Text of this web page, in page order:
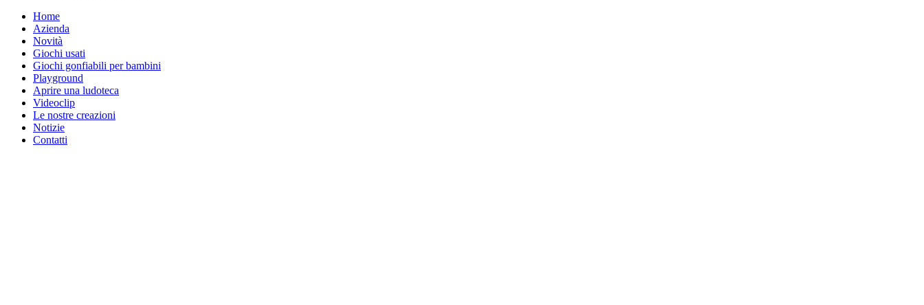
Home
Azienda
Novità
Giochi usati
Giochi gonfiabili per bambini
Playground
Aprire una ludoteca
Videoclip
Le nostre creazioni
Notizie
Contatti